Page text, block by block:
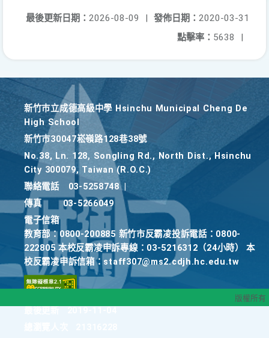
發佈日期： 2020-03-31
最後更新日期： 2026-08-09
|
點擊率： 5638 |
新竹巿立成德高級中學 Hsinchu Municipal Cheng De
High School
新竹巿30047崧嶺路128巷38號
No.38, Ln. 128, Songling Rd., North Dist., Hsinchu
City 300079, Taiwan (R.O.C.)
聯絡電話
03-5258748
傳真
03-5266049
電子信箱
教育部：0800-200885 新竹市反霸凌投訴電話：0800-
222805 本校反霸凌申訴專線：03-5216312（24小時） 本
校反霸凌申訴信箱：staff307@ms2.cdjh.hc.edu.tw
版權所有